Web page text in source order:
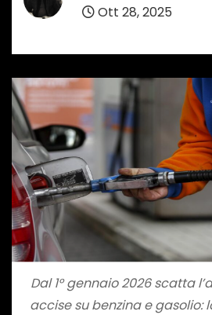
Ott 28, 2025
Dal 1° gennaio 2026 scatta
accise su benzina e gasolio: